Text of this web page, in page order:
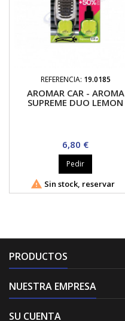
REFERENCIA: 19.0185
AROMAR CAR - AROMA
SUPREME DUO LEMON
Precio
6,80 €
Pedir
 Sin stock, reservar
PRODUCTOS
NUESTRA EMPRESA
SU CUENTA